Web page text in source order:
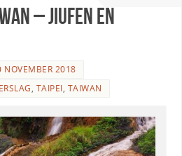
– Jiufen en
NOVEMBER 2018
, TAIPEI, TAIWAN